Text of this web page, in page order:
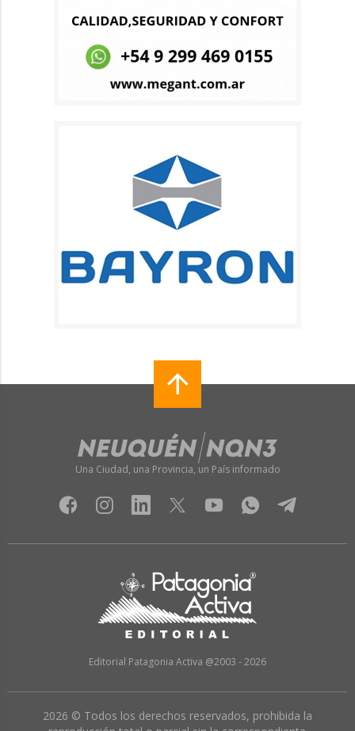
Una Ciudad, una Provincia, un País informado
Editorial Patagonia Activa @2003 - 2026
2026 © Todos los derechos reservados, prohibida la